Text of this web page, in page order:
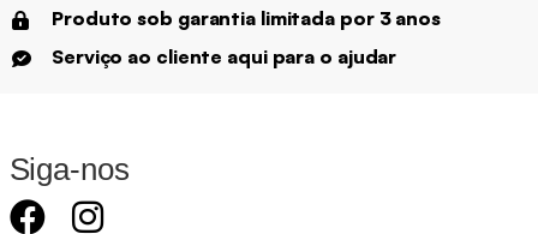
Produto sob garantia limitada por 3 anos
Serviço ao cliente aqui para o ajudar
Siga-nos